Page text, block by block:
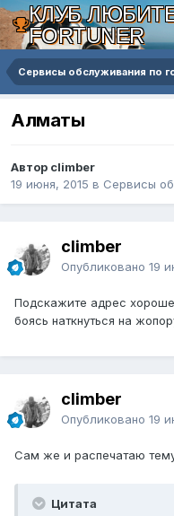
КЛУБ
FORTUNER
Сервисы обслуживания по
Алматы
Автор climber
19 июня, 2015 в Сервисы
climber
Опубликовано 19
Подскажите адрес
боясь наткнуться на
climber
Опубликовано 19
Сам же и распечатаю
Цитата